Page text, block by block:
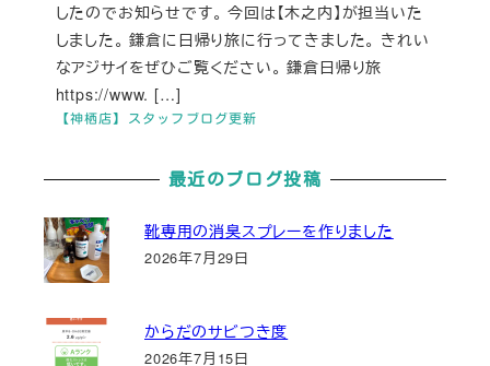
【神栖店】スタッフブログ更新
したのでお知らせです。 今回は【木之内】が担当いた
しました。 鎌倉に日帰り旅に行ってきました。 きれい
なアジサイをぜひご覧ください。 鎌倉日帰り旅
https://www. […]
最近のブログ投稿
靴専用の消臭スプレーを作りました
2026年7月29日
からだのサビつき度
2026年7月15日